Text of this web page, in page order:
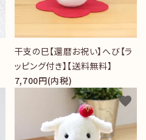
干支の巳【還暦お祝い】へび【ラ
ッピング付き】【送料無料】
7,700円(内税)
favorite